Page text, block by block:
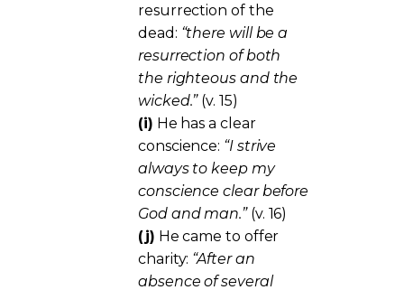
resurrection of the
dead: “there will be a
resurrection of both
the righteous and the
wicked.”(v. 15)
(i) He has a clear
conscience: “I strive
always to keep my
conscience clear before
God and man.”(v. 16)
(j) He came to offer
charity: “After an
absence of several